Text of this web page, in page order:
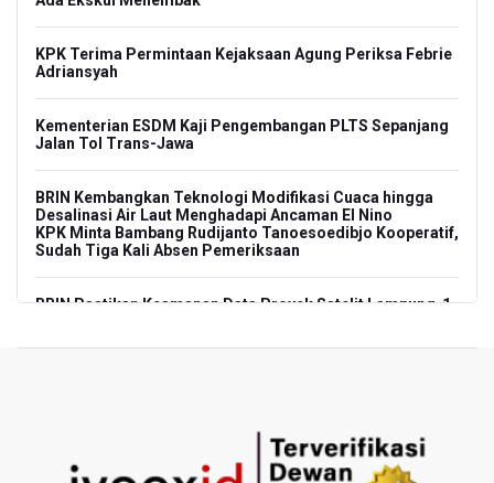
KPK Terima Permintaan Kejaksaan Agung Periksa Febrie
Adriansyah
Kementerian ESDM Kaji Pengembangan PLTS Sepanjang
Jalan Tol Trans-Jawa
BRIN Kembangkan Teknologi Modifikasi Cuaca hingga
Desalinasi Air Laut Menghadapi Ancaman El Nino
KPK Minta Bambang Rudijanto Tanoesoedibjo Kooperatif,
Sudah Tiga Kali Absen Pemeriksaan
BRIN Pastikan Keamanan Data Proyek Satelit Lampung-1
Kuasa Hukum Klaim 995 Airsoft Gun di Sekolah Swasta
Jaksel Berizin, Bantah Kepemilikan Senjata Api dan
Narkoba